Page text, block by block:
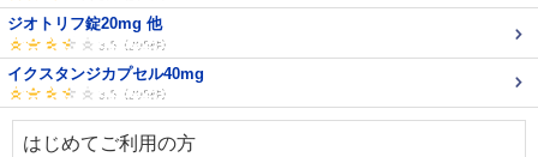
ジオトリフ錠20mg 他
イクスタンジカプセル40mg
はじめてご利用の方